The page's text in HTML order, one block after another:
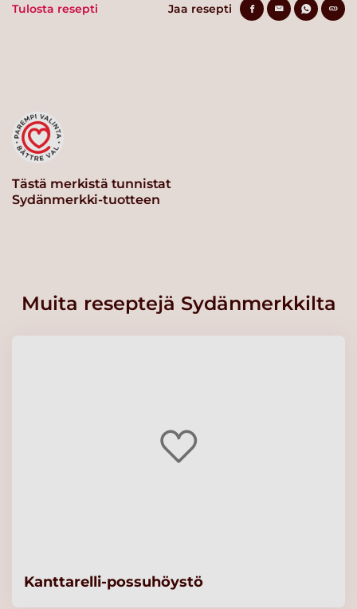
Tulosta resepti Jaa resepti
Tästä merkistä tunnistat
Sydänmerkki-tuotteen
Muita reseptejä Sydänmerkkilta
Kanttarelli-possuhöystö